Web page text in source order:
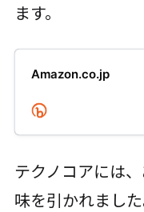
ます。
Amazon.co.jp
テクノコアには
味を引かれまし